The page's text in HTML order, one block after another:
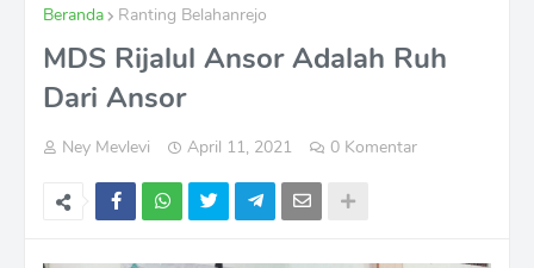
Beranda Ranting Belahanrejo
MDS Rijalul Ansor Adalah Ruh
Dari Ansor
Ney Mevlevi April 11, 2021 0 Komentar